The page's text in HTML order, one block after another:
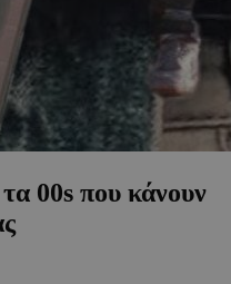
00s που κάνουν